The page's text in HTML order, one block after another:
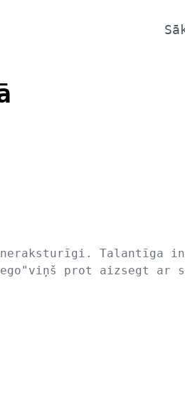
Talantīga
prot aizsegt ar